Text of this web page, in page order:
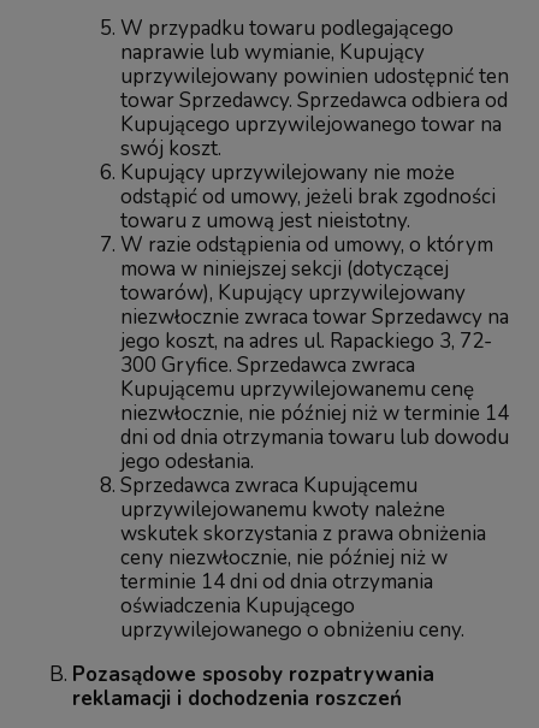
W przypadku towaru podlegającego
naprawie lub wymianie, Kupujący
uprzywilejowany powinien udostępnić ten
towar Sprzedawcy. Sprzedawca odbiera od
Kupującego uprzywilejowanego towar na
swój koszt.
Kupujący uprzywilejowany nie może
odstąpić od umowy, jeżeli brak zgodności
towaru z umową jest nieistotny.
W razie odstąpienia od umowy, o którym
mowa w niniejszej sekcji (dotyczącej
towarów), Kupujący uprzywilejowany
niezwłocznie zwraca towar Sprzedawcy na
jego koszt, na adres ul. Rapackiego 3, 72-
300 Gryfice. Sprzedawca zwraca
Kupującemu uprzywilejowanemu cenę
niezwłocznie, nie później niż w terminie 14
dni od dnia otrzymania towaru lub dowodu
jego odesłania.
Sprzedawca zwraca Kupującemu
uprzywilejowanemu kwoty należne
wskutek skorzystania z prawa obniżenia
ceny niezwłocznie, nie później niż w
terminie 14 dni od dnia otrzymania
oświadczenia Kupującego
uprzywilejowanego o obniżeniu ceny.
Pozasądowe sposoby rozpatrywania
reklamacji i dochodzenia roszczeń